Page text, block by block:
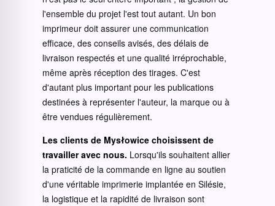
l'ensemble du projet l'est tout autant. Un bon
imprimeur doit assurer une communication
efficace, des conseils avisés, des délais de
livraison respectés et une qualité irréprochable,
même après réception des tirages. C'est
d'autant plus important pour les publications
destinées à représenter l'auteur, la marque ou à
être vendues régulièrement.
Les clients de Mysłowice choisissent de
travailler avec nous. Lorsqu'ils souhaitent allier
la praticité de la commande en ligne au soutien
d'une véritable imprimerie implantée en Silésie,
la logistique et la rapidité de livraison sont